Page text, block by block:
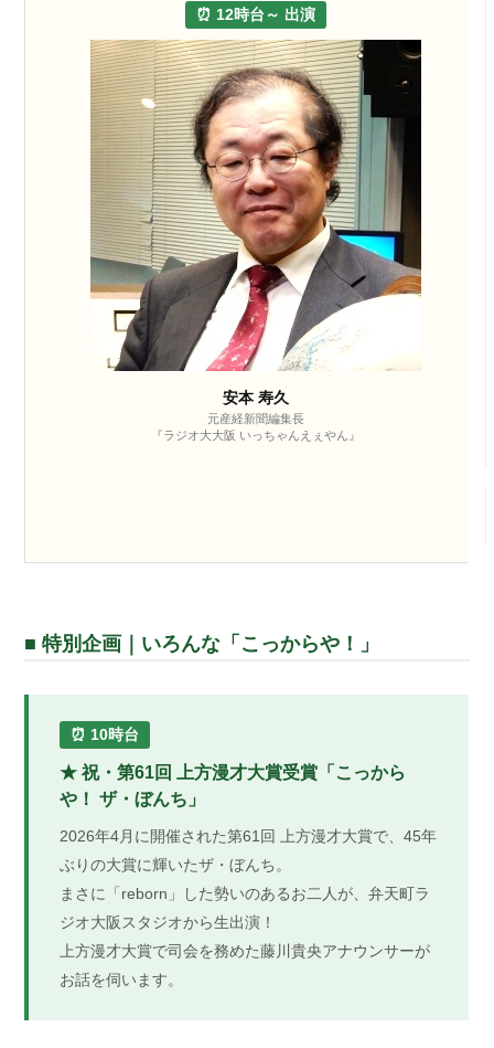
⏰ 12時台～ 出演
安本 寿久
元産経新聞編集長
『ラジオ大大阪 いっちゃんえぇやん』
■ 特別企画｜いろんな「こっからや！」
⏰ 10時台
★ 祝・第61回 上方漫才大賞受賞「こっから
や！ ザ・ぼんち」
2026年4月に開催された第61回 上方漫才大賞で、45年
ぶりの大賞に輝いたザ・ぼんち。
まさに「reborn」した勢いのあるお二人が、弁天町ラ
ジオ大阪スタジオから生出演！
上方漫才大賞で司会を務めた藤川貴央アナウンサーが
お話を伺います。